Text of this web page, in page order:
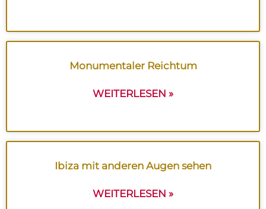
Monumentaler Reichtum
WEITERLESEN »
Ibiza mit anderen Augen sehen
WEITERLESEN »